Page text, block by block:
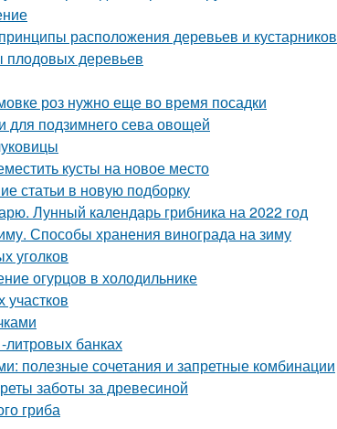
расположения деревьев и кустарников
плодовых деревьев
роз нужно еще во время посадки
для подзимнего сева овощей
кусты на новое место
статьи в новую подборку
Лунный календарь грибника на 2022 год
Способы хранения винограда на зиму
уголков
огурцов в холодильнике
литровых банках
полезные сочетания и запретные комбинации
заботы за древесиной
гриба